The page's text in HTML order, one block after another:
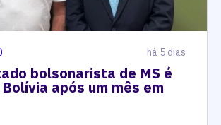
há 5 dias
bolsonarista de MS é
após um mês em